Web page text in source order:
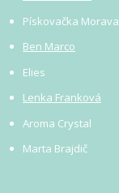
Pískovačka Morava
Ben Marco
Elies
Lenka Franková
Aroma Crystal
Marta Brajdič